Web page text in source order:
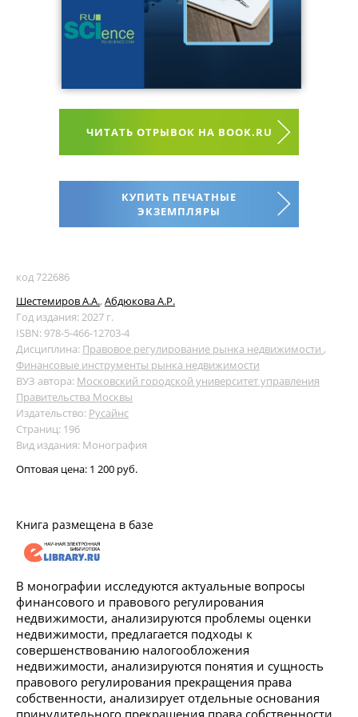
ЧИТАТЬ ОТРЫВОК НА BOOK.RU
КУПИТЬ ПЕЧАТНЫЕ
ЭКЗЕМПЛЯРЫ
код 722686
Шестемиров А.А., Абдюкова А.Р.
Год издания: 2027 г.
ISBN: 978-5-466-12703-4
Дисциплина: Правовое регулирование рынка недвижимости ,
Финансовые инструменты рынка недвижимости
ВУЗ автора: Московский городской университет управления
Правительства Москвы
Издательство: Русайнс
Страниц: 196
Вид издания: Монография
Оптовая цена: 1 200 руб.
Книга размещена в базе
В монографии исследуются актуальные вопросы
финансового и правового регулирования
недвижимости, анализируются проблемы оценки
недвижимости, предлагается подходы к
совершенствованию налогообложения
недвижимости, анализируются понятия и сущность
правового регулирования прекращения права
собственности, анализирует отдельные основания
принудительного прекращения права собственности,